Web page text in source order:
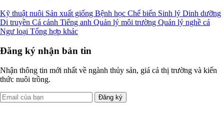
Kỹ thuật nuôi Sản xuất giống Bệnh học Chế biến Sinh lý Dinh dưỡng
Di truyền Cá cảnh Tiếng anh Quản lý môi trường Quản lý nghề cá
Ngư loại Tổng hợp khác
Đăng ký nhận bản tin
Nhận thông tin mới nhất về ngành thủy sản, giá cả thị trường và kiến
thức nuôi trồng.
Đăng ký